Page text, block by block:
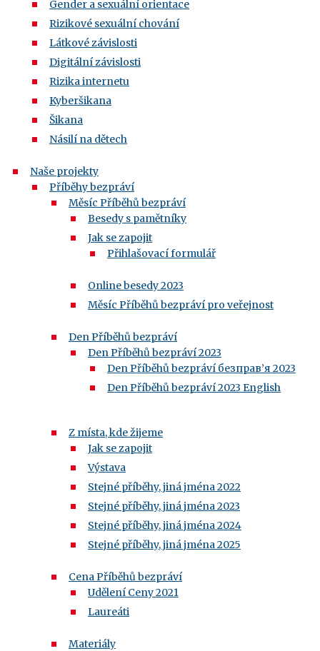
Gender a sexuální orientace
Rizikové sexuální chování
Látkové závislosti
Digitální závislosti
Rizika internetu
Kyberšikana
Šikana
Násilí na dětech
Naše projekty
Příběhy bezpráví
Měsíc Příběhů bezpráví
Besedy s pamětníky
Jak se zapojit
Přihlašovací formulář
Online besedy 2023
Měsíc Příběhů bezpráví pro veřejnost
Den Příběhů bezpráví
Den Příběhů bezpráví 2023
Den Příběhů bezpráví безправ’я 2023
Den Příběhů bezpráví 2023 English
Z místa, kde žijeme
Jak se zapojit
Výstava
Stejné příběhy, jiná jména 2022
Stejné příběhy, jiná jména 2023
Stejné příběhy, jiná jména 2024
Stejné příběhy, jiná jména 2025
Cena Příběhů bezpráví
Udělení Ceny 2021
Laureáti
Materiály